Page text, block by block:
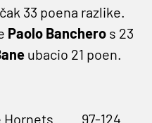
33 poena razlike.
Paolo Banchero s 23
ubacio 21 poen.
Hornets 97-124